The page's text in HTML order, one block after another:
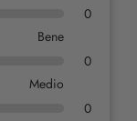
0
Bene
0
Medio
0